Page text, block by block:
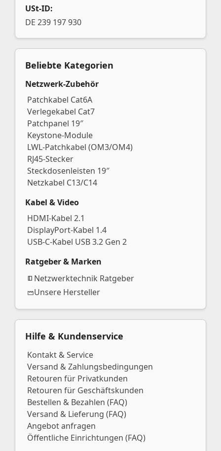
USt-ID:
DE 239 197 930
Beliebte Kategorien
Netzwerk-Zubehör
Patchkabel Cat6A
Verlegekabel Cat7
Patchpanel 19″
Keystone-Module
LWL-Patchkabel (OM3/OM4)
RJ45-Stecker
Steckdosenleisten 19″
Netzkabel C13/C14
Kabel & Video
HDMI-Kabel 2.1
DisplayPort-Kabel 1.4
USB-C-Kabel USB 3.2 Gen 2
Ratgeber & Marken
Netzwerktechnik Ratgeber
Unsere Hersteller
Hilfe & Kundenservice
Kontakt & Service
Versand & Zahlungsbedingungen
Retouren für Privatkunden
Retouren für Geschäftskunden
Bestellen & Bezahlen (FAQ)
Versand & Lieferung (FAQ)
Angebot anfragen
Öffentliche Einrichtungen (FAQ)